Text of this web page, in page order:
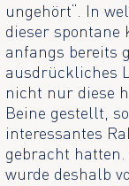
ungehört“. In
dieser spontane
anfangs bereits
ausdrückliches
nicht nur diese
Beine gestellt,
interessantes
gebracht hatten.
wurde deshalb